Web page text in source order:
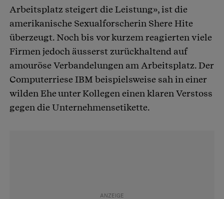
Arbeitsplatz steigert die Leistung», ist die
amerikanische Sexualforscherin Shere Hite
überzeugt. Noch bis vor kurzem reagierten viele
Firmen jedoch äusserst zurückhaltend auf
amouröse Verbandelungen am Arbeitsplatz. Der
Computerriese IBM beispielsweise sah in einer
wilden Ehe unter Kollegen einen klaren Verstoss
gegen die Unternehmensetikette.